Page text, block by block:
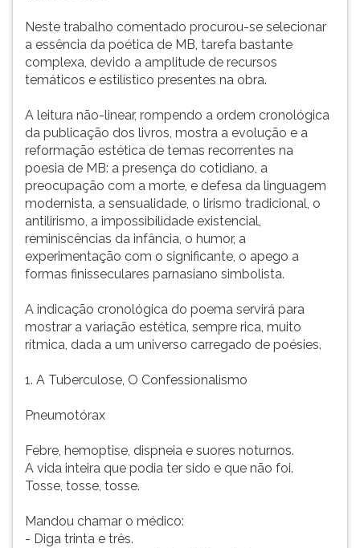
Neste trabalho comentado procurou-se selecionar
a essência da poética de MB, tarefa bastante
complexa, devido a amplitude de recursos
temáticos e estilístico presentes na obra.
A leitura não-linear, rompendo a ordem cronológica
da publicação dos livros, mostra a evolução e a
reformação estética de temas recorrentes na
poesia de MB: a presença do cotidiano, a
preocupação com a morte, e defesa da linguagem
modernista, a sensualidade, o lirismo tradicional, o
antilirismo, a impossibilidade existencial,
reminiscências da infância, o humor, a
experimentação com o significante, o apego a
formas finisseculares parnasiano simbolista.
A indicação cronológica do poema servirá para
mostrar a variação estética, sempre rica, muito
rítmica, dada a um universo carregado de poésies.
1. A Tuberculose, O Confessionalismo
Pneumotórax
Febre, hemoptise, dispneia e suores noturnos.
A vida inteira que podia ter sido e que não foi.
Tosse, tosse, tosse.
Mandou chamar o médico:
- Diga trinta e três.